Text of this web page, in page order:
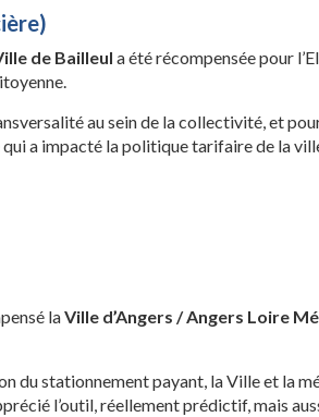
de Bailleul a été récompensée pour
au sein de la collectivité, et
a impacté la politique tarifaire de la
laVille d’Angers / Angers Loire
du stationnement payant, la Ville et
l’outil, réellement prédictif, mais